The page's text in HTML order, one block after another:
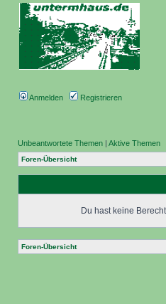
Anmelden Registrieren
Unbeantwortete Themen | Aktive Themen
Foren-Übersicht
Du hast keine
Foren-Übersicht